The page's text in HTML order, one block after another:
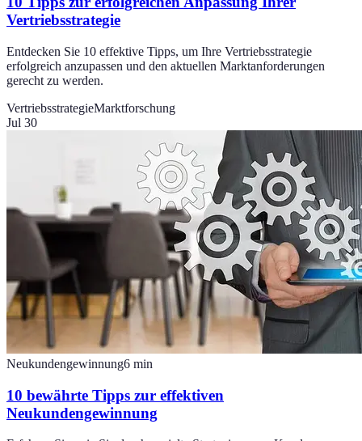
Vertriebsstrategie
Entdecken Sie 10 effektive Tipps, um Ihre Vertriebsstrategie
erfolgreich anzupassen und den aktuellen Marktanforderungen
gerecht zu werden.
VertriebsstrategieMarktforschung
Jul 30
Neukundengewinnung6 min
10 bewährte Tipps zur effektiven
Neukundengewinnung